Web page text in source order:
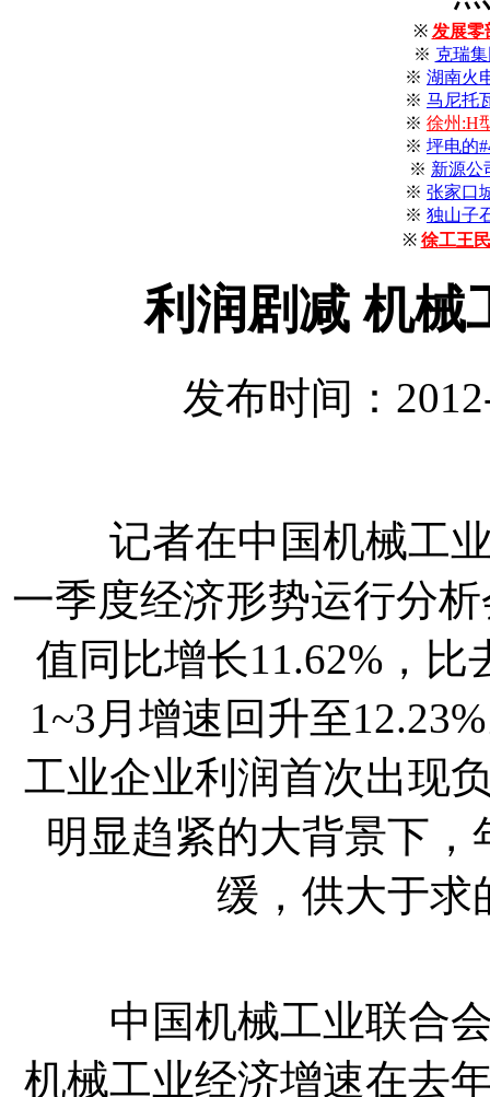
※ 发展
※ 克瑞
※ 湖南火
※ 马尼托
※ 徐州:H
※ 坪电的
※ 新源公
※ 张家口
※ 独山子
※ 徐工王
利润剧减 机械
发布时间：
记者在中国机械工业
一季度经济形势运行分
值同比增长11.62%，
1~3月增速回升至
工业企业利润首次出现
明显趋紧的大背景下
缓，供大于求
中国机械工业联合会
机械工业经济增速在去